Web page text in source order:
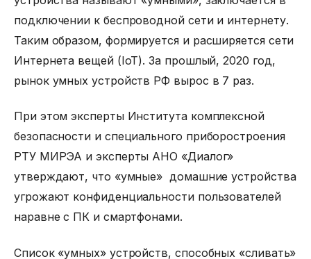
подключении к беспроводной сети и интернету.
Таким образом, формируется и расширяется сети
Интернета вещей (IoT). За прошлый, 2020 год,
рынок умных устройств РФ вырос в 7 раз.
При этом эксперты Института комплексной
безопасности и специального приборостроения
РТУ МИРЭА и эксперты АНО «Диалог»
утверждают, что «умные» домашние устройства
угрожают конфиденциальности пользователей
наравне с ПК и смартфонами.
Список «умных» устройств, способных «сливать»